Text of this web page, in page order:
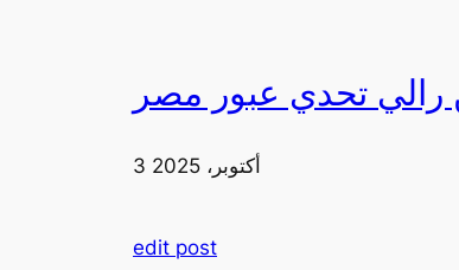
3 أكتوبر، 2025
edit post